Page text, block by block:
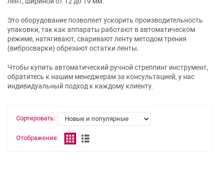
Это оборудование позволяет ускорить производительность
упаковки, так как аппараты работают в автоматическом
режиме, натягивают, сваривают ленту методом трения
(вибросварки) обрезают остатки ленты.
Чтобы купить автоматический ручной стреппинг инструмент,
обратитесь к нашим менеджерам за консультацией, у нас
индивидуальный подход к каждому клиенту.
Сортировать:
Отображение: